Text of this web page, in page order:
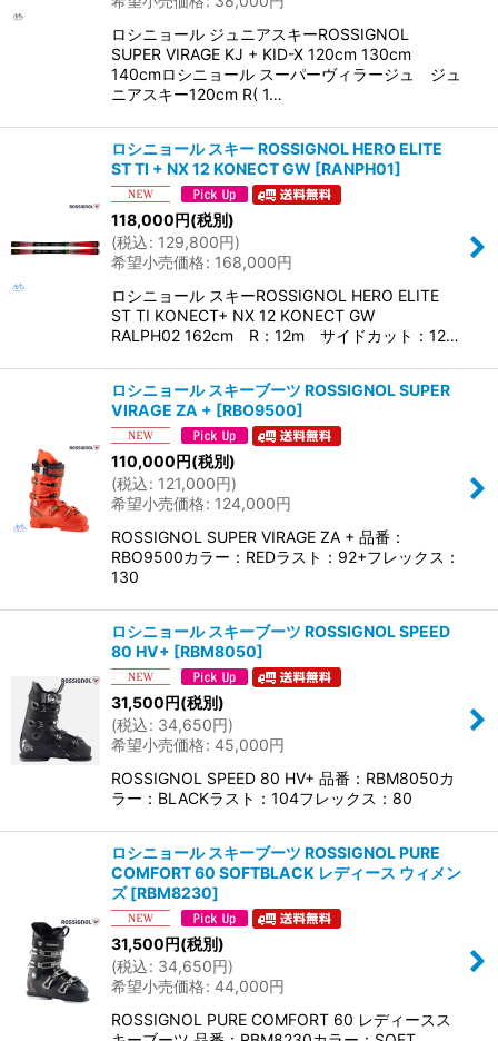
ロシニョール ジュニアスキーROSSIGNOL
SUPER VIRAGE KJ + KID-X 120cm 130cm
140cmロシニョール スーパーヴィラージュ ジュ
ニアスキー120cm R( 1…
ロシニョール スキー ROSSIGNOL HERO ELITE
ST TI + NX 12 KONECT GW [RANPH01]
118,000円(税別)
(税込: 129,800円)
希望小売価格: 168,000円
ロシニョール スキーROSSIGNOL HERO ELITE
ST TI KONECT+ NX 12 KONECT GW
RALPH02 162cm R：12m サイドカット：12…
ロシニョール スキーブーツ ROSSIGNOL SUPER
VIRAGE ZA + [RBO9500]
110,000円(税別)
(税込: 121,000円)
希望小売価格: 124,000円
ROSSIGNOL SUPER VIRAGE ZA + 品番：
RBO9500カラー：REDラスト：92+フレックス：
130
ロシニョール スキーブーツ ROSSIGNOL SPEED
80 HV+ [RBM8050]
31,500円(税別)
(税込: 34,650円)
希望小売価格: 45,000円
ROSSIGNOL SPEED 80 HV+ 品番：RBM8050カ
ラー：BLACKラスト：104フレックス：80
ロシニョール スキーブーツ ROSSIGNOL PURE
COMFORT 60 SOFTBLACK レディース ウィメン
ズ [RBM8230]
31,500円(税別)
(税込: 34,650円)
希望小売価格: 44,000円
ROSSIGNOL PURE COMFORT 60 レディースス